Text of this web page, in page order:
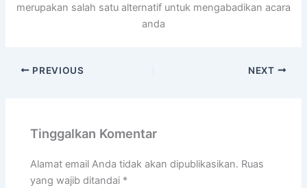
merupakan salah satu alternatif untuk mengabadikan acara
anda
PREVIOUS NEXT
Tinggalkan Komentar
Alamat email Anda tidak akan dipublikasikan. Ruas
yang wajib ditandai *